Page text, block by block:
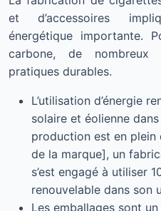
et d’accessoires
énergétique importante.
carbone, de nombreux
pratiques durables.
L’utilisation d’énergie
solaire et éolienne
production est en plein
de la marque], un
s’est engagé à utiliser
renouvelable dans son
Les emballages sont